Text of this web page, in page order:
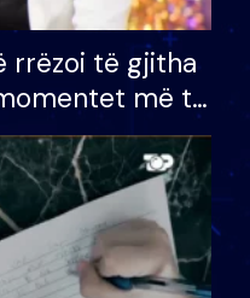
rrëzoi të gjitha
më të
BB VIP: Do më
kur…